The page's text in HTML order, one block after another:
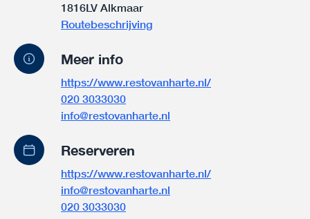
1816LV Alkmaar
Routebeschrijving
Meer info
https://www.restovanharte.nl/
020 3033030
info@restovanharte.nl
Reserveren
https://www.restovanharte.nl/
info@restovanharte.nl
020 3033030